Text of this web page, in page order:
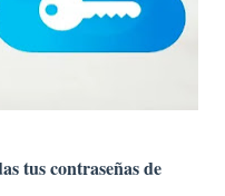
tus contraseñas de